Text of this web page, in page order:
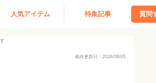
人気アイテム 特集記事 質問
最終更新日：2026/08/05